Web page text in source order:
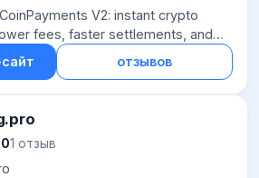
V2: instant crypto
fees, faster settlements, and
features.
отзывов
1 отзыв